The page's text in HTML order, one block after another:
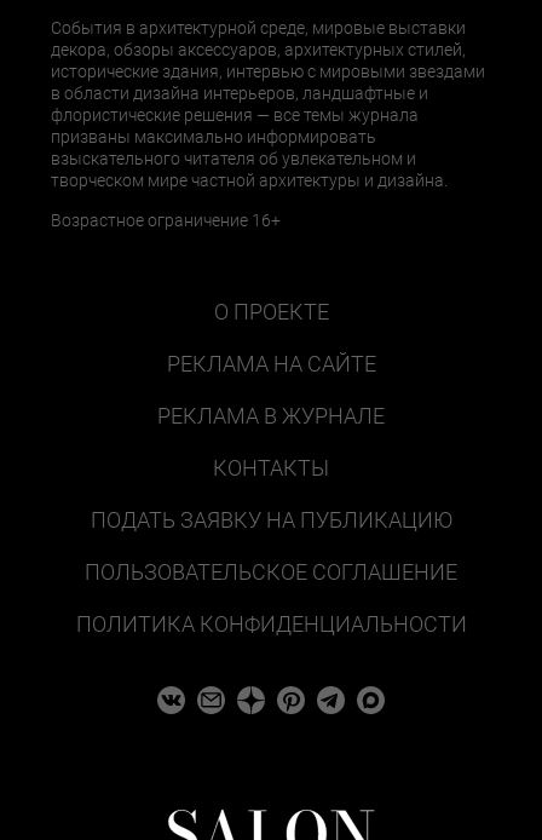
События в архитектурной среде, мировые выставки
декора, обзоры аксессуаров, архитектурных стилей,
исторические здания, интервью с мировыми звездами
в области дизайна интерьеров, ландшафтные и
флористические решения — все темы журнала
призваны максимально информировать
взыскательного читателя об увлекательном и
творческом мире частной архитектуры и дизайна.
Возрастное ограничение 16+
О ПРОЕКТЕ
РЕКЛАМА НА САЙТЕ
РЕКЛАМА В ЖУРНАЛЕ
КОНТАКТЫ
ПОДАТЬ ЗАЯВКУ НА ПУБЛИКАЦИЮ
ПОЛЬЗОВАТЕЛЬСКОЕ СОГЛАШЕНИЕ
ПОЛИТИКА КОНФИДЕНЦИАЛЬНОСТИ